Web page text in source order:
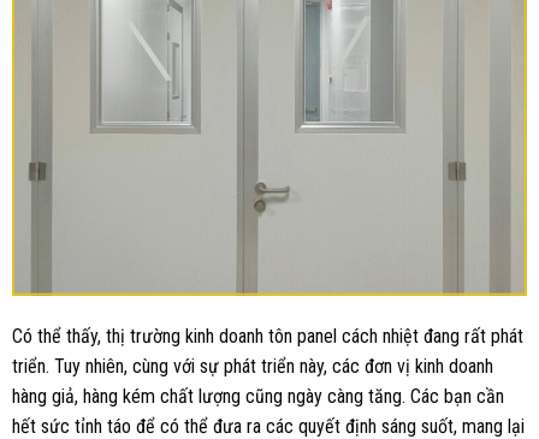
Có thể thấy, thị trường kinh doanh tôn panel cách nhiệt đang rất phát
triển. Tuy nhiên, cùng với sự phát triển này, các đơn vị kinh doanh
hàng giả, hàng kém chất lượng cũng ngày càng tăng. Các bạn cần
hết sức tỉnh táo để có thể đưa ra các quyết định sáng suốt, mang lại